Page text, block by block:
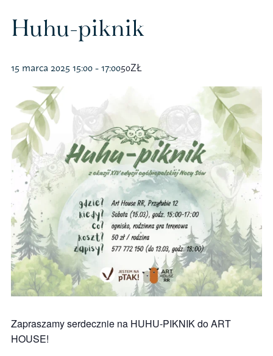
Sklep na ptak
Koszulki
Kubki
Książki
Budki i karmniki
Huhu-piknik
15 marca 2025 15:00 - 17:0050ZŁ
Zapraszamy serdecznie na HUHU-PIKNIK do ART
HOUSE!